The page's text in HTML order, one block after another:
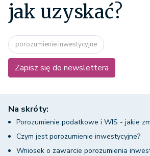
jak uzyskać?
porozumienie inwestycyjne
Zapisz się do newslettera
Na skróty:
Porozumienie podatkowe i WIS - jakie
Czym jest porozumienie inwestycyjne?
Wniosek o zawarcie porozumienia